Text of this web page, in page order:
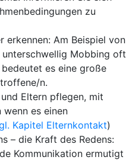
zu
erkennen: Am Beispiel von
Mobbing oft
es eine große
n.
Eltern pflegen, mit
es einen
Kapitel Elternkontakt)
– die Kraft des Redens:
Kommunikation ermutigt